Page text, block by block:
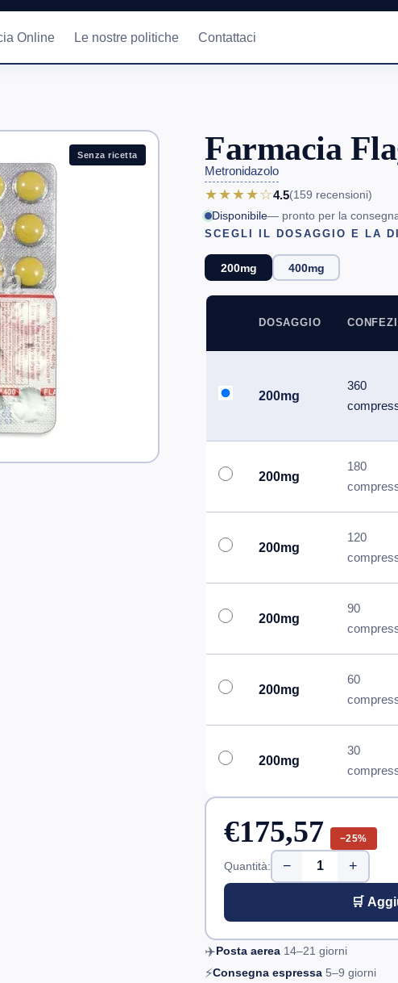
Online Le nostre politiche Contattaci
Senza ricetta Farmacia
Metronidazolo
★★★★☆4.5(159 recensioni)
Disponibile— pronto per la
SCEGLI IL DOSAGGIO E LA
200mg 400mg
DOSAGGIO
200mg
360
200mg
180
200mg
120
200mg
90
200mg
60
200mg
30
€175,57 −25%
Quantità: − +
🛒
✈️Posta aerea 14–21 giorni
⚡Consegna espressa 5–9 giorni